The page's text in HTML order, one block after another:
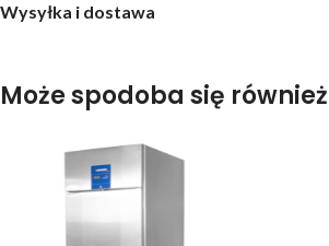
Wysyłka i dostawa
Może spodoba się